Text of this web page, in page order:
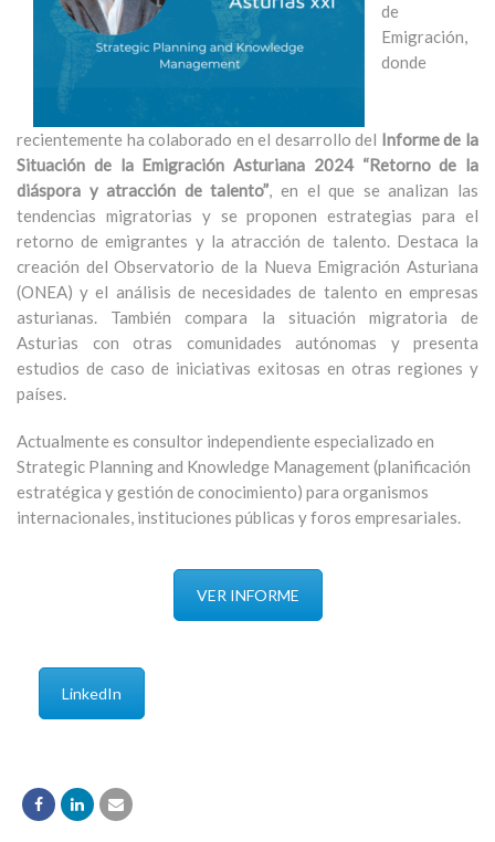
de
Emigración,
donde
recientemente ha colaborado en el desarrollo del Informe de la
Situación de la Emigración Asturiana 2024 “Retorno de la
diáspora y atracción de talento”, en el que se analizan las
tendencias migratorias y se proponen estrategias para el
retorno de emigrantes y la atracción de talento. Destaca la
creación del Observatorio de la Nueva Emigración Asturiana
(ONEA) y el análisis de necesidades de talento en empresas
asturianas. También compara la situación migratoria de
Asturias con otras comunidades autónomas y presenta
estudios de caso de iniciativas exitosas en otras regiones y
países.
Actualmente es consultor independiente especializado en
Strategic Planning and Knowledge Management (planificación
estratégica y gestión de conocimiento) para organismos
internacionales, instituciones públicas y foros empresariales.
VER INFORME
LinkedIn